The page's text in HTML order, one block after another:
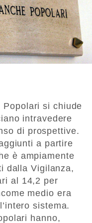
si chiude
intravedere
di prospettive.
a partire
è ampiamente
dalla Vigilanza,
al 14,2 per
medio era
sistema.
hanno,